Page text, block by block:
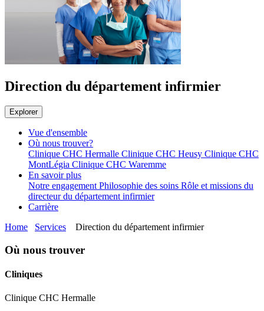
Direction du département infirmier
Explorer
Vue d'ensemble
Où nous trouver?
Clinique CHC Hermalle Clinique CHC Heusy Clinique CHC
MontLégia Clinique CHC Waremme
En savoir plus
Notre engagementPhilosophie des soins Rôle et missions du
directeur du département infirmier
Carrière
Home
Services Direction du département infirmier
Où nous trouver
Cliniques
Clinique CHC Hermalle